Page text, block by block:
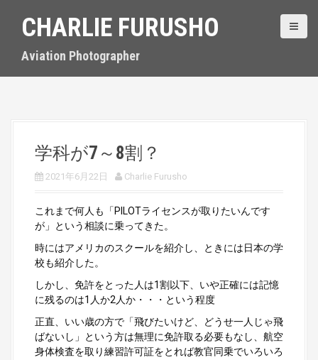
CHARLIE FURUSHO
Aviation Photographer
学科が7～8割？
2021年6月22日 Charlie Furusho
これまで何人も「PILOTライセンスが取りたいんです
が」という相談に乗ってきた。
時にはアメリカのスクールを紹介し、ときには日本の学
校も紹介した。
しかし、免許をとった人は1割以下、いや正確には記憶
に残るのは1人か2人か・・・という程度
正直、いい歳の方で「飛びたいけど、どうせ一人じゃ飛
ばないし」という方は無理に免許取る必要もなし、航空
身体検査を取り練習許可証をとれば教官同乗でいろいろ